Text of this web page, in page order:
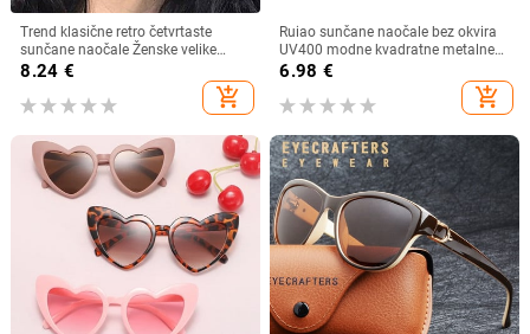
Trend klasične retro četvrtaste
sunčane naočale Ženske velike
sunčane naočale Ženske/muške
retro sunčane naočale Lentes De
Sol Mujer
8.24 €
add_shopping_cart
Ruiao sunčane naočale bez okvira
UV400 modne kvadratne metalne
naočale za muškarce žene
dizajnerske muške marke sunčane
naočale za van
6.98 €
add_shopping_cart